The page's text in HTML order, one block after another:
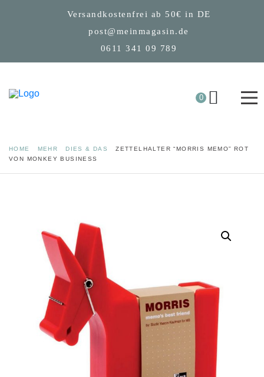
Versandkostenfrei ab 50€ in DE
post@meinmagasin.de
0611 341 09 789
0
HOME MEHR DIES & DAS
ZETTELHALTER “MORRIS MEMO” ROT
VON MONKEY BUSINESS